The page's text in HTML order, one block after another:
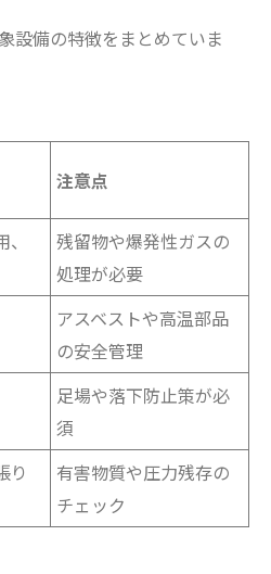
設備の特徴をまとめていま
注意点
残留物や爆発性ガスの
処理が必要
アスベストや高温部品
の安全管理
足場や落下防止策が必
須
り
有害物質や圧力残存の
チェック